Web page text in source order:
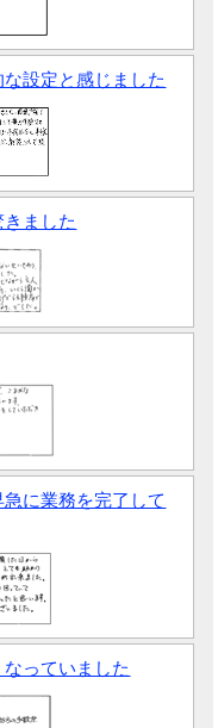
設定と感じました
ました
に業務を完了して
っていました